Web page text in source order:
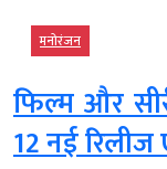
मनोरंजन
फिल्म और
12 नई